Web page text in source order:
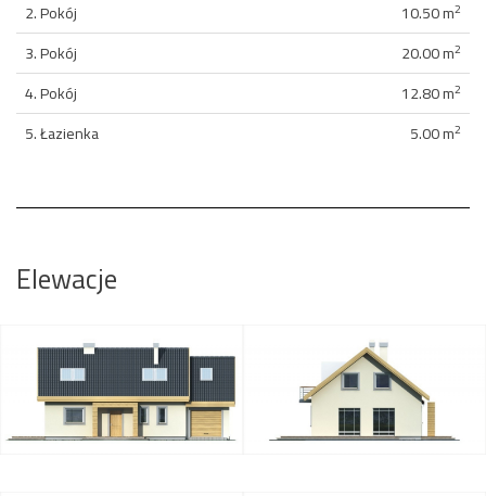
2. Pokój 10.50 m2
3. Pokój 20.00 m2
4. Pokój 12.80 m2
5. Łazienka 5.00 m2
Elewacje